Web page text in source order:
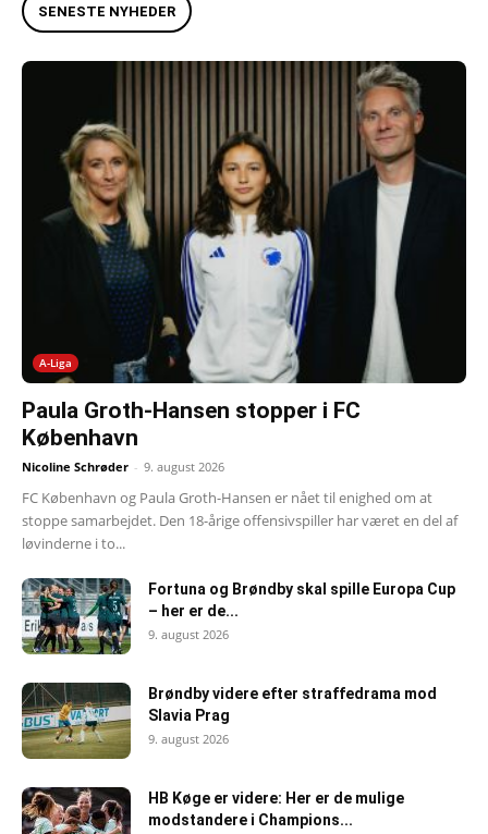
SENESTE NYHEDER
A-Liga
Paula Groth-Hansen stopper i FC
København
Nicoline Schrøder - 9. august 2026
FC København og Paula Groth-Hansen er nået til enighed om at
stoppe samarbejdet. Den 18-årige offensivspiller har været en del af
løvinderne i to...
Fortuna og Brøndby skal spille Europa Cup
– her er de...
9. august 2026
Brøndby videre efter straffedrama mod
Slavia Prag
9. august 2026
HB Køge er videre: Her er de mulige
modstandere i Champions...